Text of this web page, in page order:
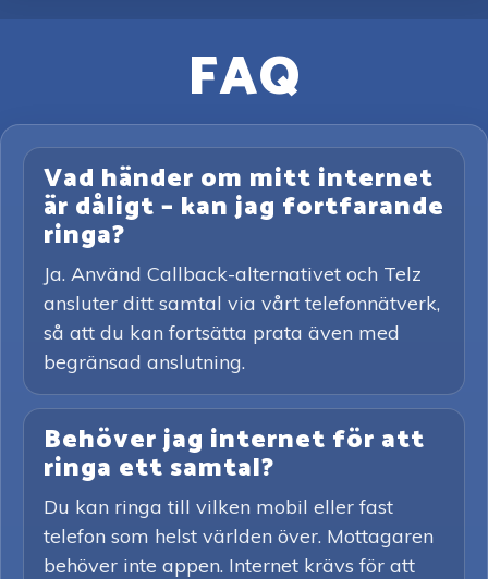
FAQ
Vad händer om mitt internet
är dåligt – kan jag fortfarande
ringa?
Ja. Använd Callback-alternativet och Telz
ansluter ditt samtal via vårt telefonnätverk,
så att du kan fortsätta prata även med
begränsad anslutning.
Behöver jag internet för att
ringa ett samtal?
Du kan ringa till vilken mobil eller fast
telefon som helst världen över. Mottagaren
behöver inte appen. Internet krävs för att